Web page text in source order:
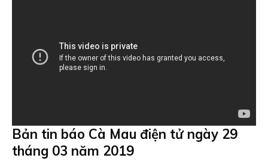
Bản tin báo Cà Mau điện tử ngày 29
tháng 03 năm 2019